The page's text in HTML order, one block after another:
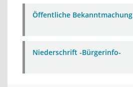
Öffentliche Bekanntmachung
Niederschrift -Bürgerinfo-